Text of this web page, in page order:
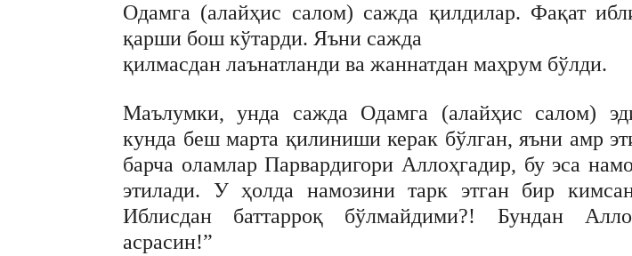
Одамга (алайҳис салом) сажда қилдилар. Фақат
қарши бош кўтарди. Яъни сажда
қилмасдан лаънатланди ва жаннатдан маҳрум бўлди.
Маълумки, унда сажда Одамга (алайҳис салом)
кунда беш марта қилиниши керак бўлган, яъни амр
барча оламлар Парвардигори Аллоҳгадир, бу эса
этилади. У ҳолда намозини тарк этган бир
Иблисдан баттарроқ бўлмайдими?! Бундан
асрасин!”